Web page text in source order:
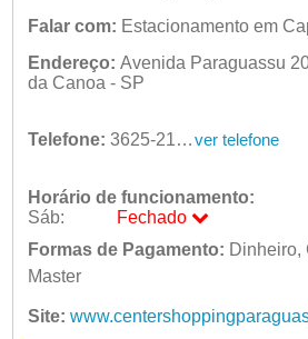
Falar com: Estacionamento em
Endereço: Avenida Paraguassu
da Canoa - SP
Telefone: 3625-2191 ver telefone
Horário de funcionamento:
Sáb:
Fechado
Seg:
09:00 - 18:00
Ter:
09:00 - 18:00
Formas de Pagamento: Dinheiro,
Master
Site: